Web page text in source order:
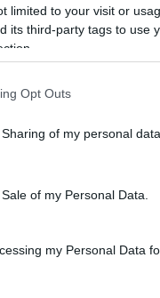
limited to your visit or
its third-party tags to use
Opt Outs
of my personal data.
of my Personal Data.
my Personal Data
storie di alto
di Rio 2016 e la
CBS Newspath da
dove Jamie era